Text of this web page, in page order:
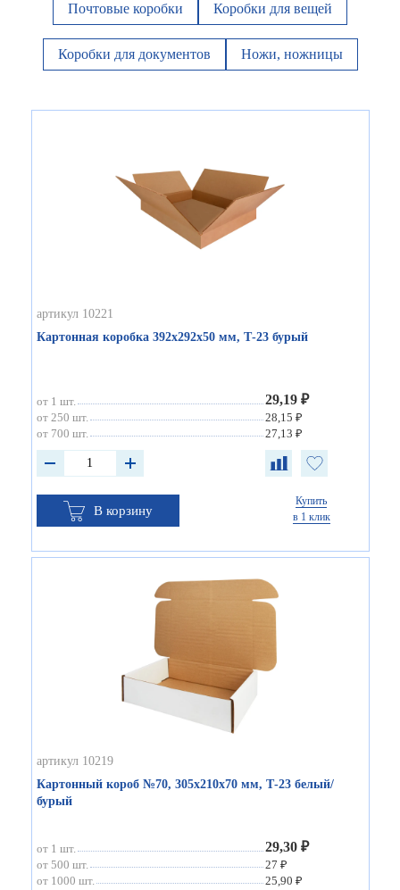
Почтовые коробки Коробки для вещей
Коробки для документов Ножи, ножницы
артикул 10221
Картонная коробка 392х292х50 мм, Т-23 бурый
от 1 шт. 29,19 ₽
от 250 шт.
28,15 ₽
от 700 шт.
27,13 ₽
В корзину
Купить
в 1 клик
артикул 10219
Картонный короб №70, 305х210х70 мм, Т-23 белый/
бурый
от 1 шт. 29,30 ₽
от 500 шт.
27 ₽
от 1000 шт.
25,90 ₽